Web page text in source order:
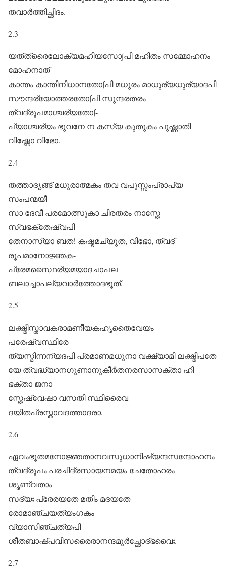
തവാർത്തിച്ഛിദം.
2.3
യത്‌ത്രൈലോക്യമഹീയസോ∫പി മഹിതം സമ്മോഹനം
മോഹനാത്‌
കാന്തം കാന്തിനിധാനതോ∫പി മധുരം മാധുര്യധുര്യാദപി
സൗന്ദര്യോത്തരതോ∫പി സുന്ദരതരം
ത്വദ്രൂപമാശ്ചര്യതോ∫-
പ്യാശ്ചര്യം ഭുവനേ ന കസ്യ കുതുകം പുഷ്ണാതി
വിഷ്ണോ വിഭോ.
2.4
തത്താദൃങ്ങ് മധുരാത്മകം തവ വപുസ്സംപ്രാപ്യ
സംപന്മയീ
സാ ദേവീ പരമോത്സുകാ ചിരതരം നാസ്തേ
സ്വഭക്തേഷ്വപി
തേനാസ്യാ ബത! കഷ്ടമച്യുത, വിഭോ, ത്വദ്
രൂപമാനോജ്ഞക-
പ്രേമസ്ഥൈര്യമയാദചാപല
ബലാച്ചാപല്യവാർത്തോദഭൂത്.
2.5
ലക്ഷ്മീസ്താവകരാമണീയകഹൃതൈവേയം
പരേഷ്വസ്ഥിരേ-
ത്യസ്മിന്നന്യദപി പ്രമാണമധുനാ വക്ഷ്യാമി ലക്ഷ്മീപതേ
യേ ത്വദ്ധ്യാനഗുണാനുകീർതനരസാസക്താ ഹി
ഭക്താ ജനാ-
സ്തേഷ്വേഷാ വസതി സ്ഥിരൈവ
ദയിതപ്രസ്താവദത്താദരാ.
2.6
ഏവംഭൂതമനോജ്ഞതാനവസുധാനിഷ്യന്ദസന്ദോഹനം
ത്വദ്രൂപം പരചിദ്രസായനമയം ചേതോഹരം
ശൃണ്വതാം
സദ്യഃ പ്രേരയതേ മതിം മദയതേ
രോമാഞ്ചയത്യംഗകം
വ്യാസിഞ്ചത്യപി
ശീതബാഷ്പവിസരൈരാനന്ദമൂർച്ഛോദ്ഭവൈഃ.
2.7